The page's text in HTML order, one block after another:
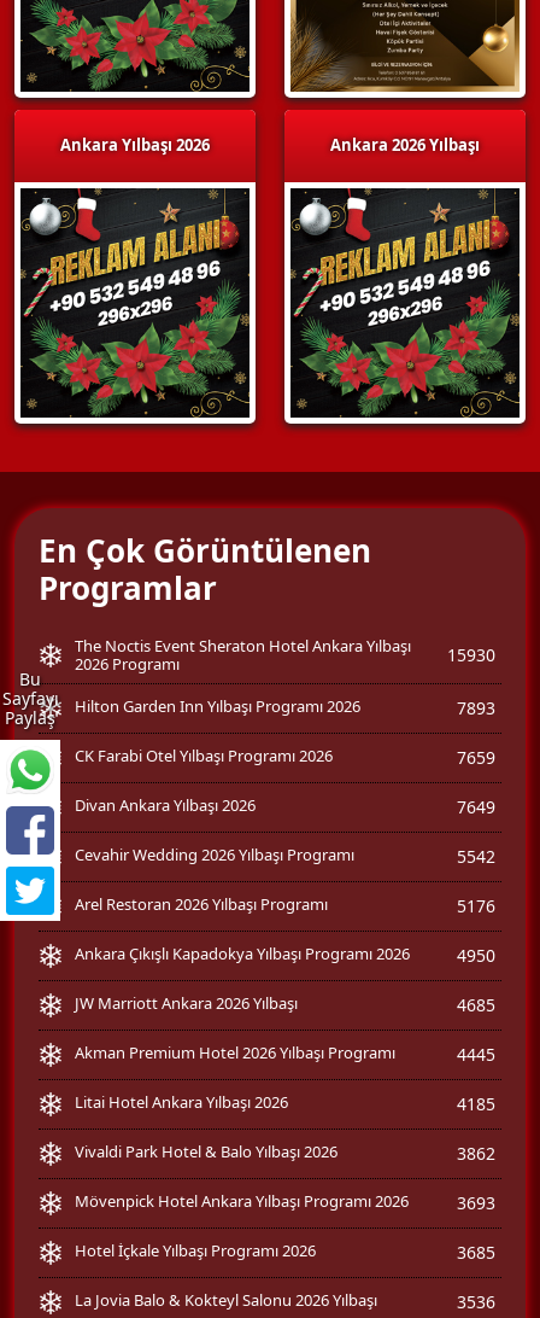
Ankara Yılbaşı 2026 Ankara 2026 Yılbaşı
Bu
Sayfayı
Paylaş
En Çok Görüntülenen
Programlar
The Noctis Event Sheraton Hotel Ankara Yılbaşı
2026 Programı
15930
Hilton Garden Inn Yılbaşı Programı 2026 7893
CK Farabi Otel Yılbaşı Programı 2026 7659
Divan Ankara Yılbaşı 2026 7649
Cevahir Wedding 2026 Yılbaşı Programı 5542
Arel Restoran 2026 Yılbaşı Programı 5176
Ankara Çıkışlı Kapadokya Yılbaşı Programı 2026 4950
JW Marriott Ankara 2026 Yılbaşı 4685
Akman Premium Hotel 2026 Yılbaşı Programı 4445
Litai Hotel Ankara Yılbaşı 2026 4185
Vivaldi Park Hotel & Balo Yılbaşı 2026 3862
Mövenpick Hotel Ankara Yılbaşı Programı 2026 3693
Hotel İçkale Yılbaşı Programı 2026 3685
La Jovia Balo & Kokteyl Salonu 2026 Yılbaşı 3536